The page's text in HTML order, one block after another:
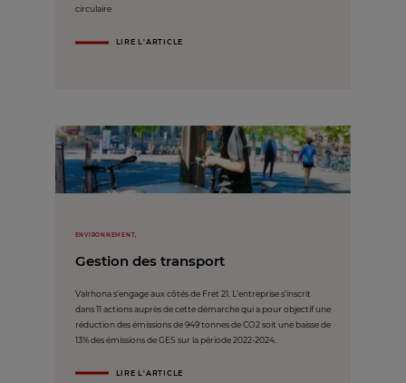
circulaire
LIRE L'ARTICLE
ENVIRONNEMENT,
Gestion des transport
Valrhona s'engage aux côtés de Fret 21. L’entreprise s’inscrit
dans 11 actions auprès de cette démarche qui a pour objectif une
réduction des émissions de 949 tonnes de CO2 soit une baisse de
13% des émissions de GES sur la période 2022-2024.
LIRE L'ARTICLE